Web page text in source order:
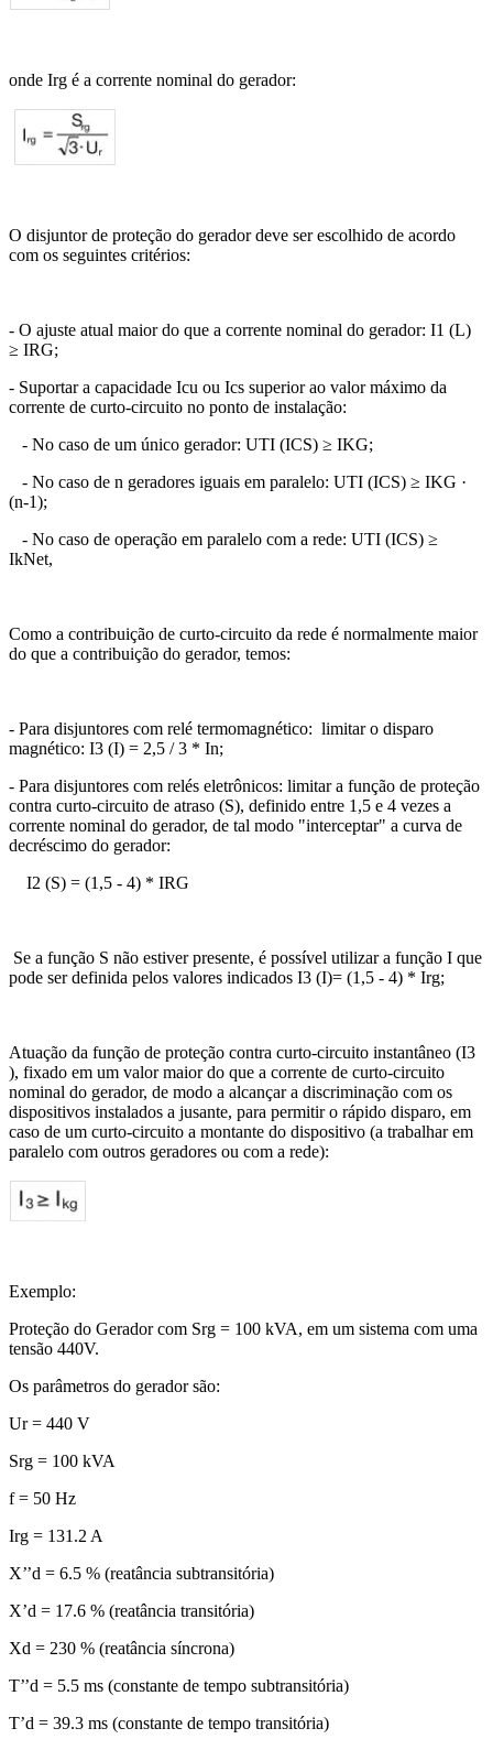
onde Irg é a corrente nominal do gerador:
O disjuntor de proteção do gerador deve ser escolhido de acordo
com os seguintes critérios:
- O ajuste atual maior do que a corrente nominal do gerador: I1 (L)
≥ IRG;
- Suportar a capacidade Icu ou Ics superior ao valor máximo da
corrente de curto-circuito no ponto de instalação:
- No caso de um único gerador: UTI (ICS) ≥ IKG;
- No caso de n geradores iguais em paralelo: UTI (ICS) ≥ IKG ·
(n-1);
- No caso de operação em paralelo com a rede: UTI (ICS) ≥
IkNet,
Como a contribuição de curto-circuito da rede é normalmente maior
do que a contribuição do gerador, temos:
- Para disjuntores com relé termomagnético: limitar o disparo
magnético: I3 (I) = 2,5 / 3 * In;
- Para disjuntores com relés eletrônicos: limitar a função de proteção
contra curto-circuito de atraso (S), definido entre 1,5 e 4 vezes a
corrente nominal do gerador, de tal modo "interceptar" a curva de
decréscimo do gerador:
I2 (S) = (1,5 - 4) * IRG
Se a função S não estiver presente, é possível utilizar a função I que
pode ser definida pelos valores indicados I3 (I)= (1,5 - 4) * Irg;
Atuação da função de proteção contra curto-circuito instantâneo (I3​​
), fixado em um valor maior do que a corrente de curto-circuito
nominal do gerador, de modo a alcançar a discriminação com os
dispositivos instalados a jusante, para permitir o rápido disparo, em
caso de um curto-circuito a montante do dispositivo (a trabalhar em
paralelo com outros geradores ou com a rede):
Exemplo:
Proteção do Gerador com Srg = 100 kVA, em um sistema com uma
tensão 440V.
Os parâmetros do gerador são:
Ur = 440 V
Srg = 100 kVA
f = 50 Hz
Irg = 131.2 A
X’’d = 6.5 % (reatância subtransitória)
X’d = 17.6 % (reatância transitória)
Xd = 230 % (reatância síncrona)
T’’d = 5.5 ms (constante de tempo subtransitória)
T’d = 39.3 ms (constante de tempo transitória)